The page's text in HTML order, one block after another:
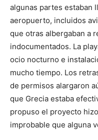
algunas partes estaban
aeropuerto, incluidos
que otras albergaban a
indocumentados. La
ocio nocturno e
mucho tiempo. Los
de permisos alargaron
que Grecia estaba
propuso el proyecto
improbable que alguna